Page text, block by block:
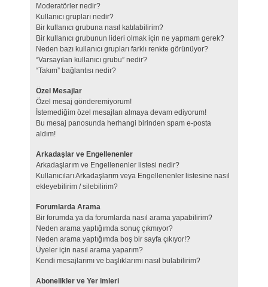
Moderatörler nedir?
Kullanıcı grupları nedir?
Bir kullanıcı grubuna nasıl katılabilirim?
Bir kullanıcı grubunun lideri olmak için ne yapmam gerek?
Neden bazı kullanıcı grupları farklı renkte görünüyor?
“Varsayılan kullanıcı grubu” nedir?
“Takım” bağlantısı nedir?
Özel Mesajlar
Özel mesaj gönderemiyorum!
İstemediğim özel mesajları almaya devam ediyorum!
Bu mesaj panosunda herhangi birinden spam e-posta
aldım!
Arkadaşlar ve Engellenenler
Arkadaşlarım ve Engellenenler listesi nedir?
Kullanıcıları Arkadaşlarım veya Engellenenler listesine nasıl
ekleyebilirim / silebilirim?
Forumlarda Arama
Bir forumda ya da forumlarda nasıl arama yapabilirim?
Neden arama yaptığımda sonuç çıkmıyor?
Neden arama yaptığımda boş bir sayfa çıkıyor!?
Üyeler için nasıl arama yaparım?
Kendi mesajlarımı ve başlıklarımı nasıl bulabilirim?
Abonelikler ve Yer imleri